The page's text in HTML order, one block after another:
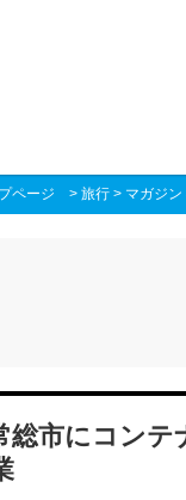
ページ > 旅行 > マガジン
総市にコンテ